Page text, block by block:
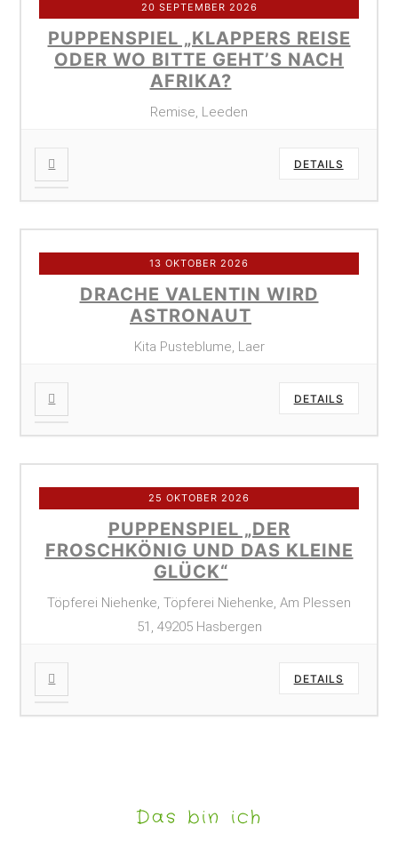
20 SEPTEMBER 2026
PUPPENSPIEL „KLAPPERS REISE
ODER WO BITTE GEHT’S NACH
AFRIKA?
Remise, Leeden
DETAILS
13 OKTOBER 2026
DRACHE VALENTIN WIRD
ASTRONAUT
Kita Pusteblume, Laer
DETAILS
25 OKTOBER 2026
PUPPENSPIEL „DER
FROSCHKÖNIG UND DAS KLEINE
GLÜCK“
Töpferei Niehenke, Töpferei Niehenke, Am Plessen
51, 49205 Hasbergen
DETAILS
Das bin ich